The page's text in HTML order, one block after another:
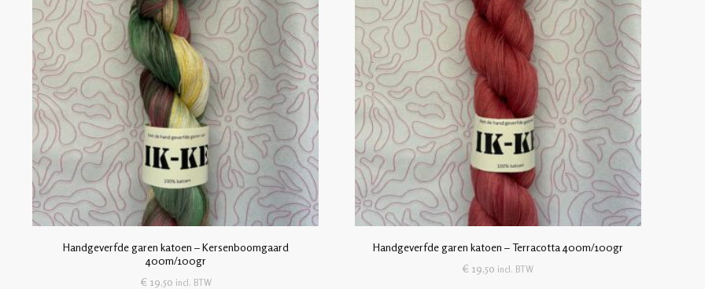
Handgeverfde garen katoen – Kersenboomgaard
400m/100gr
€ 19,50 incl. BTW
Handgeverfde garen katoen – Terracotta 400m/100gr
€ 19,50 incl. BTW